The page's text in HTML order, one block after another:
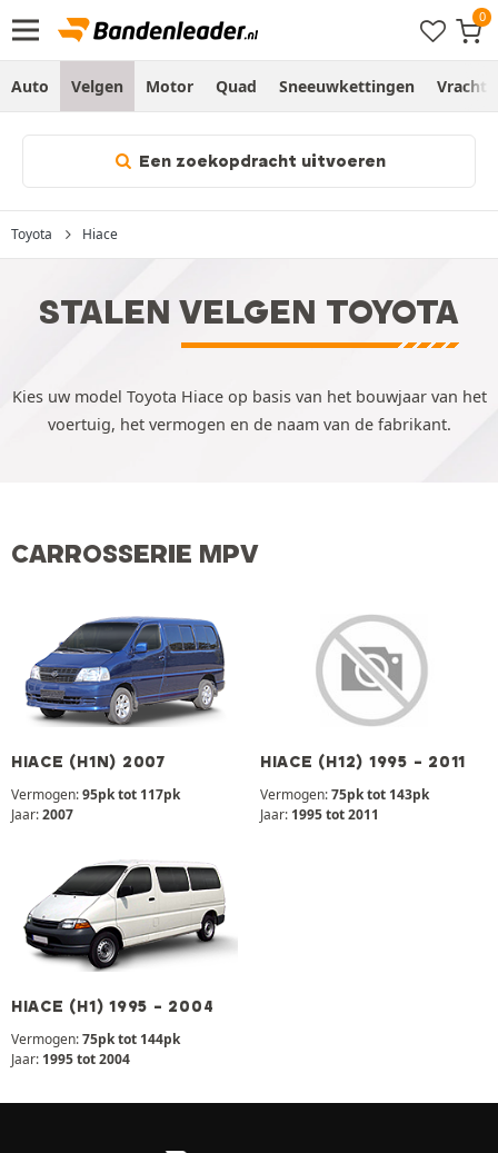
Auto Velgen Motor Quad Sneeuwkettingen
Een zoekopdracht uitvoeren
Toyota Hiace
STALEN VELGEN TOYOTA
Kies uw model Toyota Hiace op basis van het bouwjaar van het
voertuig, het vermogen en de naam van de fabrikant.
CARROSSERIE MPV
HIACE (H1N) 2007
Vermogen:95pk tot 117pk
Jaar:2007
HIACE (H12) 1995 - 2011
Vermogen:75pk tot 143pk
Jaar: 1995 tot 2011
HIACE (H1) 1995 - 2004
Vermogen:75pk tot 144pk
Jaar: 1995 tot 2004